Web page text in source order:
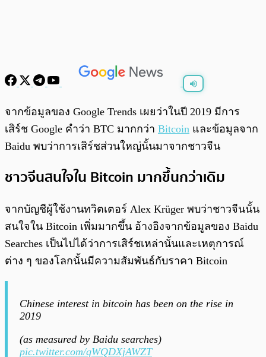
/
จากข้อมูลของ Google Trends เผยว่าในปี 2019 มีการ
เสิร์ช Google คำว่า BTC มากกว่า Bitcoin และข้อมูลจาก
Baidu พบว่าการเสิร์ชส่วนใหญ่นั้นมาจากชาวจีน
ชาวจีนสนใจใน Bitcoin มากขึ้นกว่าเดิม
จากบัญชีผู้ใช้งานทวิตเตอร์ Alex Krüger พบว่าชาวจีนนั้น
สนใจใน Bitcoin เพิ่มมากขึ้น อ้างอิงจากข้อมูลของ Baidu
Searches เป็นไปได้ว่าการเสิร์ชเหล่านั้นและเหตุการณ์
ต่าง ๆ ของโลกนั้นมีความสัมพันธ์กับราคา Bitcoin
Chinese interest in bitcoin has been on the rise in
2019
(as measured by Baidu searches)
pic.twitter.com/qWQDXjAWZT